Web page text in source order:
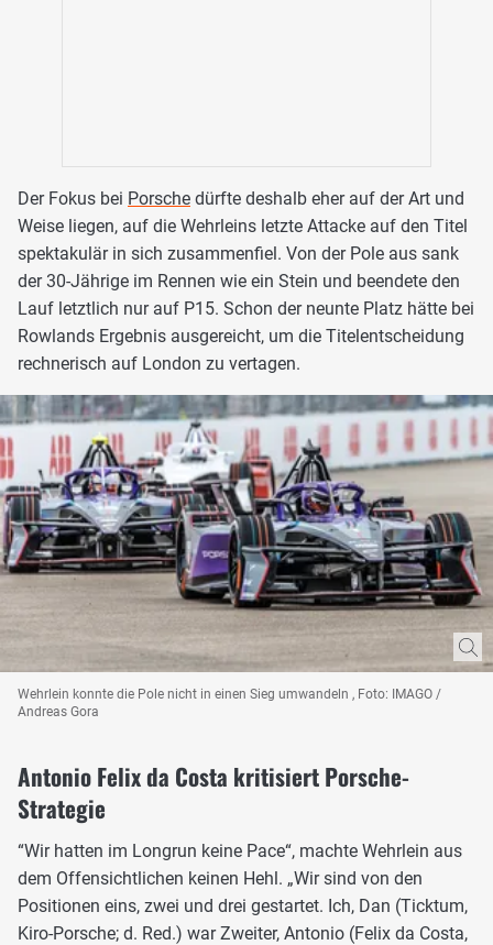
Der Fokus bei Porsche dürfte deshalb eher auf der Art und
Weise liegen, auf die Wehrleins letzte Attacke auf den Titel
spektakulär in sich zusammenfiel. Von der Pole aus sank
der 30-Jährige im Rennen wie ein Stein und beendete den
Lauf letztlich nur auf P15. Schon der neunte Platz hätte bei
Rowlands Ergebnis ausgereicht, um die Titelentscheidung
rechnerisch auf London zu vertagen.
Wehrlein konnte die Pole nicht in einen Sieg umwandeln , Foto: IMAGO /
Andreas Gora
Antonio Felix da Costa kritisiert Porsche-
Strategie
“Wir hatten im Longrun keine Pace“, machte Wehrlein aus
dem Offensichtlichen keinen Hehl. „Wir sind von den
Positionen eins, zwei und drei gestartet. Ich, Dan (Ticktum,
Kiro-Porsche; d. Red.) war Zweiter, Antonio (Felix da Costa,